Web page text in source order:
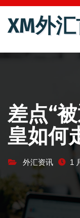
跳
XM外
差点“
皇如何
外汇资讯 1